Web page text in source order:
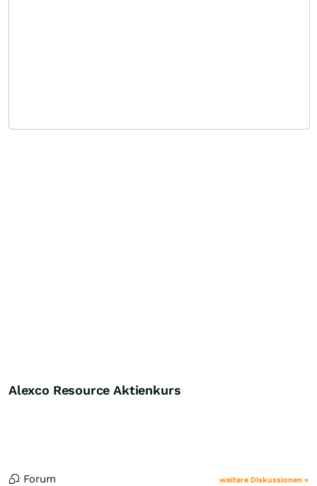
Alexco Resource Aktienkurs
Forum weitere Diskussionen »